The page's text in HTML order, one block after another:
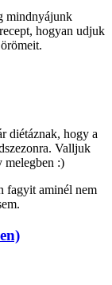
mindnyájunk
hogyan udjuk
diétáznak, hogy a
Valljuk
melegben :)
fagyit aminél nem